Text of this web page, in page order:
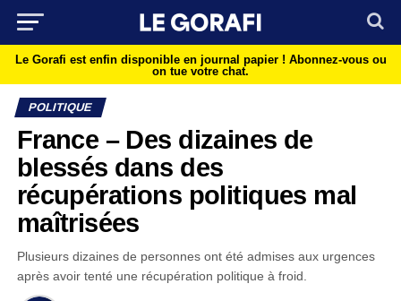
Le Gorafi est enfin disponible en journal papier ! Abonnez-vous ou
on tue votre chat.
POLITIQUE
France – Des dizaines de
blessés dans des
récupérations politiques mal
maîtrisées
Plusieurs dizaines de personnes ont été admises aux urgences
après avoir tenté une récupération politique à froid.